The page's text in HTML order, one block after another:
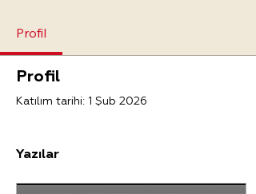
Profil
Profil
Katılım tarihi: 1 Şub 2026
Yazılar